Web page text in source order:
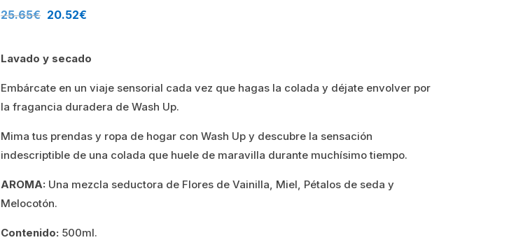
25.65€ El
original
era:
20.52€
actual
es:
Lavado y secado
Embárcate en un viaje sensorial cada vez que hagas la colada y déjate envolver por
la fragancia duradera de Wash Up.
Mima tus prendas y ropa de hogar con Wash Up y descubre la sensación
indescriptible de una colada que huele de maravilla durante muchísimo tiempo.
AROMA: Una mezcla seductora de Flores de Vainilla, Miel, Pétalos de seda y
Melocotón.
Contenido: 500ml.